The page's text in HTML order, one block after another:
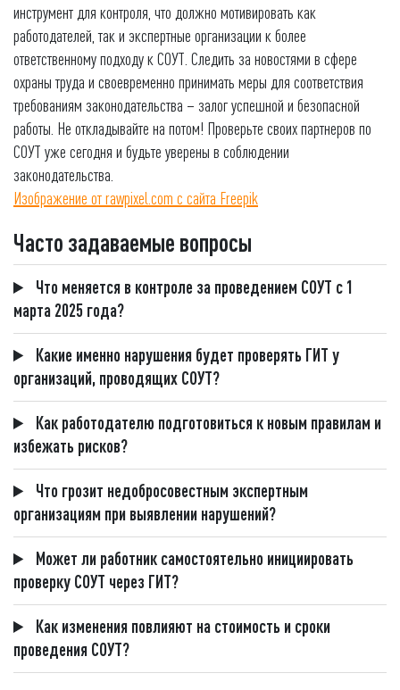
инструмент для контроля, что должно мотивировать как
работодателей, так и экспертные организации к более
ответственному подходу к СОУТ. Следить за новостями в сфере
охраны труда и своевременно принимать меры для соответствия
требованиям законодательства – залог успешной и безопасной
работы. Не откладывайте на потом! Проверьте своих партнеров по
СОУТ уже сегодня и будьте уверены в соблюдении
законодательства.
Изображение от rawpixel.com с сайта Freepik
Часто задаваемые вопросы
Что меняется в контроле за проведением СОУТ с 1
марта 2025 года?
Какие именно нарушения будет проверять ГИТ у
организаций, проводящих СОУТ?
Как работодателю подготовиться к новым правилам и
избежать рисков?
Что грозит недобросовестным экспертным
организациям при выявлении нарушений?
Может ли работник самостоятельно инициировать
проверку СОУТ через ГИТ?
Как изменения повлияют на стоимость и сроки
проведения СОУТ?